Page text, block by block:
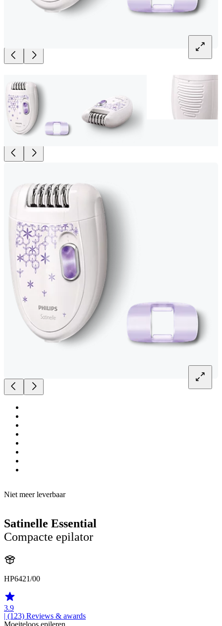
Niet meer leverbaar
Satinelle Essential
Compacte epilator
HP6421/00
3.9
| (123) Reviews & awards
Moeiteloos epileren